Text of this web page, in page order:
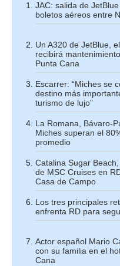
JAC: salida de
boletos aéreos entre
Un A320 de JetBlue,
recibirá
Punta Cana
Escarrer: “Miches se
destino más
turismo de lujo”
La Romana, Bávaro-
Miches superan el
promedio
Catalina Sugar
de MSC Cruises en
Casa de Campo
Los tres principales
enfrenta RD para
Actor español Mario
con su familia en el
Cana